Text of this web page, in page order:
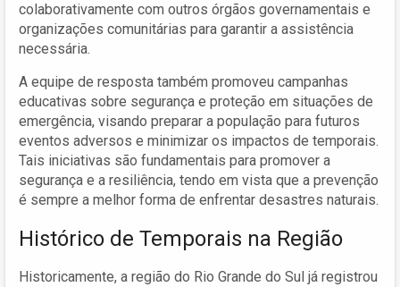
colaborativamente com outros órgãos governamentais e
organizações comunitárias para garantir a assistência
necessária.
A equipe de resposta também promoveu campanhas
educativas sobre segurança e proteção em situações de
emergência, visando preparar a população para futuros
eventos adversos e minimizar os impactos de temporais.
Tais iniciativas são fundamentais para promover a
segurança e a resiliência, tendo em vista que a prevenção
é sempre a melhor forma de enfrentar desastres naturais.
Histórico de Temporais na Região
Historicamente, a região do Rio Grande do Sul já registrou